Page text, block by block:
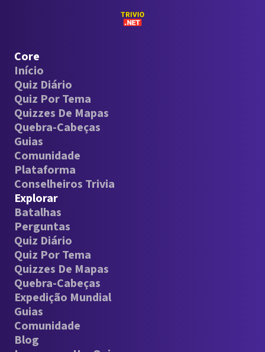
Core
Início
Quiz Diário
Quiz Por Tema
Quizzes De Mapas
Quebra-Cabeças
Guias
Comunidade
Plataforma
Conselheiros Trivia
Explorar
Batalhas
Perguntas
Quiz Diário
Quiz Por Tema
Quizzes De Mapas
Quebra-Cabeças
Expedição Mundial
Guias
Comunidade
Blog